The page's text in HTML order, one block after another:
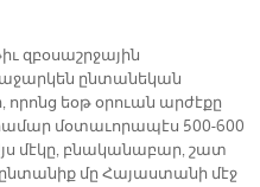
զբօսաշրջային
ընտանեկան
եօթ օրուան արժէքը
մօտաւորապէս 500-600
մէկը, բնականաբար, շատ
ընտանիք մը Հայաստանի մէջ